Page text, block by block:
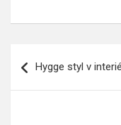
proHygge styl v